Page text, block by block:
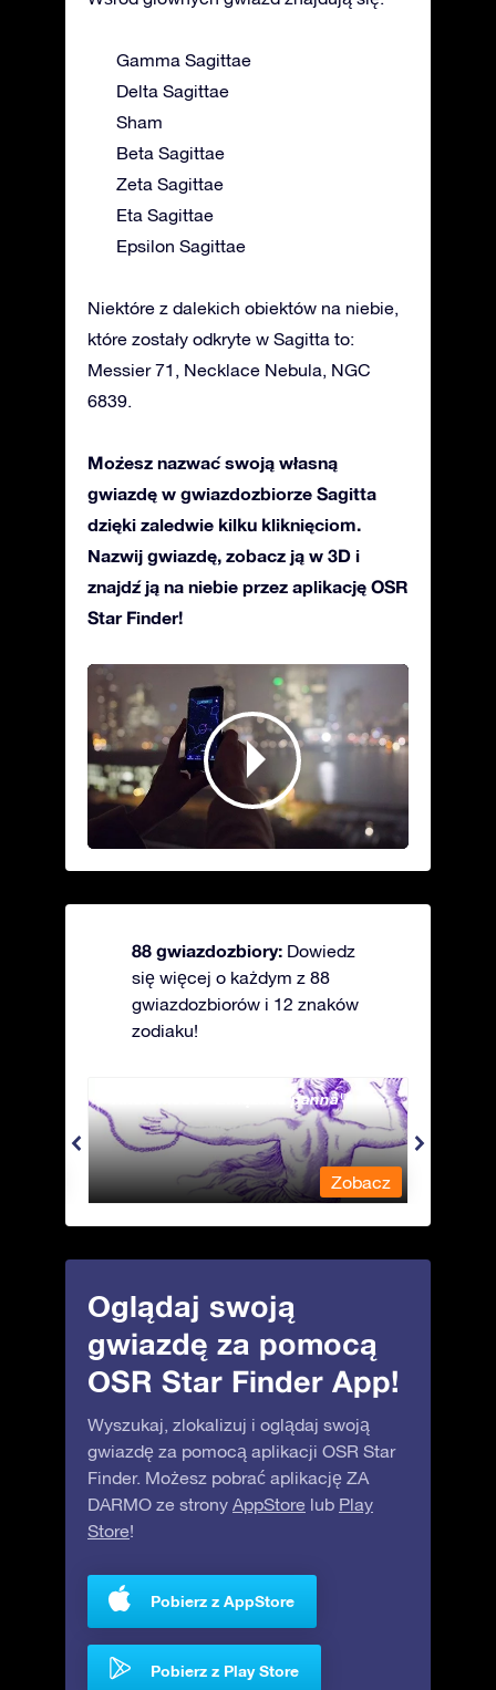
Gamma Sagittae
Delta Sagittae
Sham
Beta Sagittae
Zeta Sagittae
Eta Sagittae
Epsilon Sagittae
Niektóre z dalekich obiektów na niebie,
które zostały odkryte w Sagitta to:
Messier 71, Necklace Nebula, NGC
6839.
Możesz nazwać swoją własną
gwiazdę w gwiazdozbiorze Sagitta
dzięki zaledwie kilku kliknięciom.
Nazwij gwiazdę, zobacz ją w 3D i
znajdź ją na niebie przez aplikację OSR
Star Finder!
88 gwiazdozbiory: Dowiedz
się więcej o każdym z 88
gwiazdozbiorów i 12 znaków
zodiaku!
Andromeda - Związana panna
Zobacz
Oglądaj swoją
gwiazdę za pomocą
OSR Star Finder App!
Wyszukaj, zlokalizuj i oglądaj swoją
gwiazdę za pomocą aplikacji OSR Star
Finder. Możesz pobrać aplikację ZA
DARMO ze strony AppStore lub Play
Store!
Pobierz z AppStore
Pobierz z Play Store